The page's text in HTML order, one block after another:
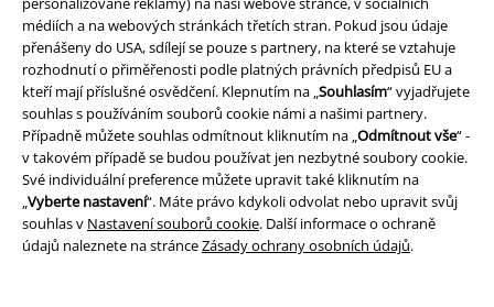
médiích a na webových stránkách třetích stran. Pokud jsou údaje
přenášeny do USA, sdílejí se pouze s partnery, na které se vztahuje
rozhodnutí o přiměřenosti podle platných právních předpisů EU a
kteří mají příslušné osvědčení. Klepnutím na „Souhlasím“ vyjadřujete
souhlas s používáním souborů cookie námi a našimi partnery.
Případně můžete souhlas odmítnout kliknutím na „Odmítnout vše“ -
v takovém případě se budou používat jen nezbytné soubory cookie.
Své individuální preference můžete upravit také kliknutím na
„Vyberte nastavení“. Máte právo kdykoli odvolat nebo upravit svůj
souhlas v Nastavení souborů cookie. Další informace o ochraně
údajů naleznete na stránceZásady ochrany osobních údajů.
Podmínky
Prohlášení
Ochrana osobních údajů
Likvidace odpadu a ochrana životního prostředí
Prohlášení o shodě